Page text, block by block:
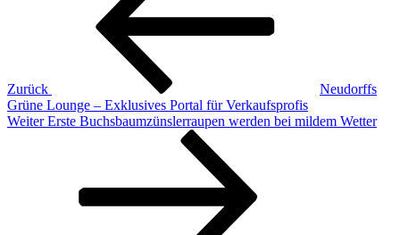
Zurück
Neudorffs
Grüne Lounge – Exklusives Portal für Verkaufsprofis
Nächster
Weiter Erste Buchsbaumzünslerraupen werden bei mildem Wetter